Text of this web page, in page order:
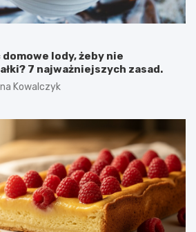
lody, żeby nie
7 najważniejszych zasad.
Kowalczyk